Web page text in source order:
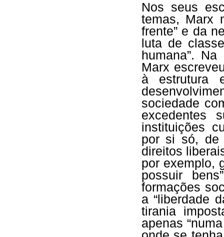
Nos seus
temas, Marx
frente” e da
luta de
humana”. Na
Marx
à estrutura
sociedade
excedentes
instituições
por si só, de
direitos
por exemplo,
possuir
formações
a “liberdade
tirania
apenas